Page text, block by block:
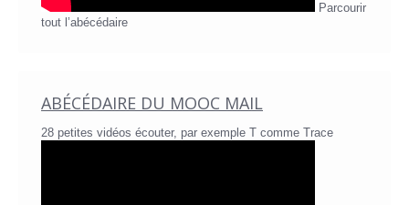
Parcourir
tout l’abécédaire
ABÉCÉDAIRE DU MOOC MAIL
28 petites vidéos écouter, par exemple T comme Trace